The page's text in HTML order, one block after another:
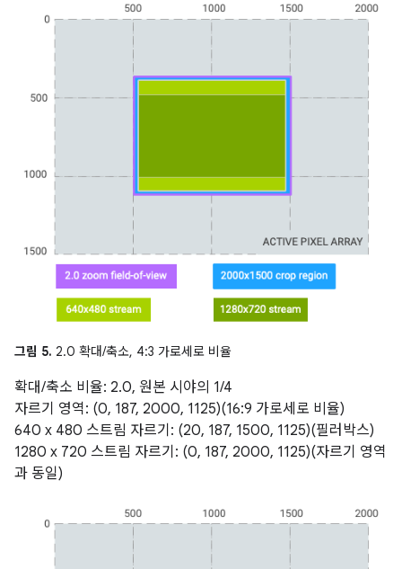
그림 5. 2.0 확대/축소, 4:3 가로세로 비율
확대/축소 비율: 2.0, 원본 시야의 1/4
자르기 영역: (0, 187, 2000, 1125)(16:9 가로세로 비율)
640 x 480 스트림 자르기: (20, 187, 1500, 1125)(필러박스)
1280 x 720 스트림 자르기: (0, 187, 2000, 1125)(자르기 영역
과 동일)